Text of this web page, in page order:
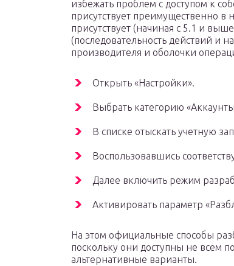
избежать проблем с доступом к
присутствует преимущественно в
присутствует (начиная с 5.1 и
(последовательность действий и
производителя и оболочки
Открыть «Настройки».
Выбрать категорию
В списке отыскать учетную
Воспользовавшись
Далее включить режим
Активировать параметр
На этом официальные способы
поскольку они доступны не всем
альтернативные варианты.